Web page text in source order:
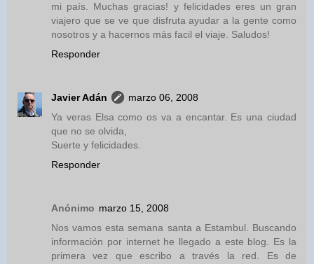
mi país. Muchas gracias! y felicidades eres un gran
viajero que se ve que disfruta ayudar a la gente como
nosotros y a hacernos más facil el viaje. Saludos!
Responder
Javier Adán
marzo 06, 2008
Ya veras Elsa como os va a encantar. Es una ciudad
que no se olvida,
Suerte y felicidades.
Responder
Anónimo marzo 15, 2008
Nos vamos esta semana santa a Estambul. Buscando
información por internet he llegado a este blog. Es la
primera vez que escribo a través la red. Es de